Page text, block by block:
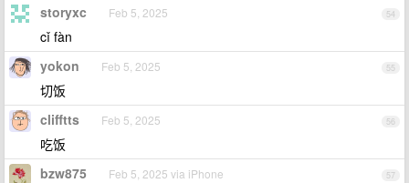
54
storyxc Feb 5, 2025
cǐ fàn
55
yokon Feb 5, 2025
切饭
56
clifftts Feb 5, 2025
吃饭
57
bzw875 Feb 5, 2025 via iPhone